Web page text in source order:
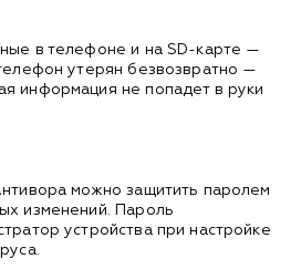
в телефоне и на SD-карте —
утерян безвозвратно —
информация не попадет в руки
можно защитить паролем
изменений. Пароль
устройства при настройке